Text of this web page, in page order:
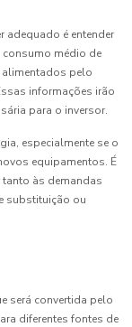
adequado é entender
consumo médio de
pelo
informações irão
para o inversor.
especialmente se o
equipamentos. É
às demandas
substituição ou
será convertida pelo
diferentes fontes de